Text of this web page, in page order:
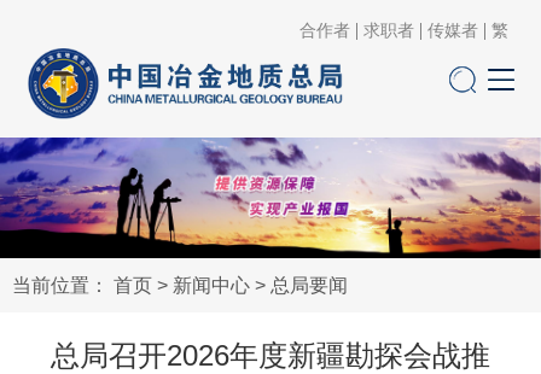
合作者 求职者 传媒者 繁
当前位置： 首页 > 新闻中心 > 总局要闻
总局召开2026年度新疆勘探会战推